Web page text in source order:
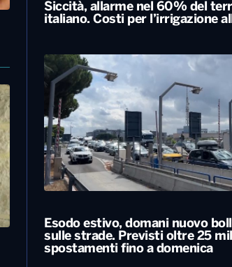
Siccità, allarme nel 60% del
italiano. Costi per l’irrigazione
Esodo estivo, domani nuovo
sulle strade. Previsti oltre 25
spostamenti fino a domenica